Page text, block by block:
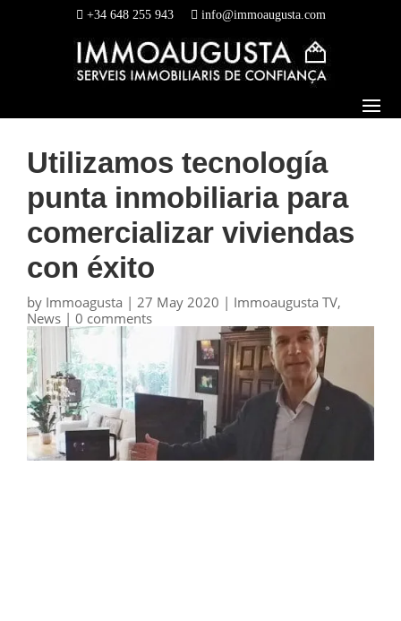
+34 648 255 943 info@immoaugusta.com
Utilizamos tecnología
punta inmobiliaria para
comercializar viviendas
con éxito
by Immoagusta | 27 May 2020 | Immoaugusta TV,
News | 0 comments